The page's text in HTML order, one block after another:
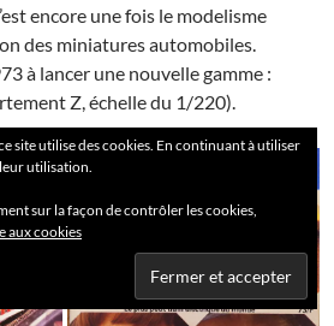
encore une fois le modelisme
des miniatures automobiles.
à lancer une nouvelle gamme :
Z, échelle du 1/220).
site utilise des cookies. En continuant à utiliser
utilisation.
sur la façon de contrôler les cookies,
aux cookies